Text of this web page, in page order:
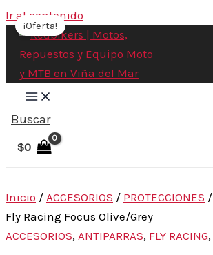
Ir al contenido
Buscar
$0
¡Oferta!
Inicio / ACCESORIOS / PROTECCIONES /
Fly Racing Focus Olive/Grey
ACCESORIOS, ANTIPARRAS, FLY RACING,